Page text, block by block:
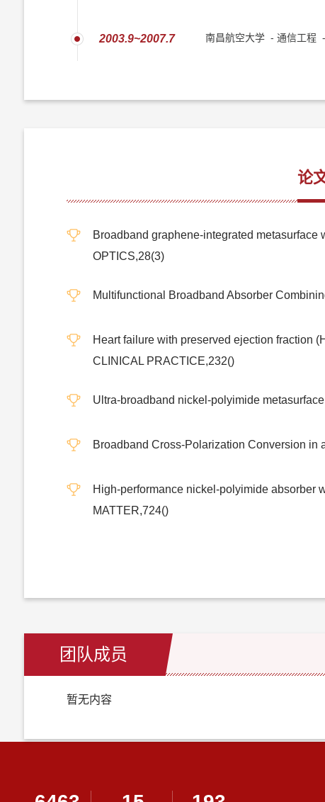
2003.9~2007.7 南昌航空大学 - 通信工程
论
Broadband graphene-integrated
OPTICS,28(3)
Multifunctional Broadband Absorber
Heart failure with preserved ejection fraction
CLINICAL PRACTICE,232()
Ultra-broadband nickel-polyimide
Broadband Cross-Polarization Conversion in
High-performance nickel-polyimide absorber
MATTER,724()
团队成员
暂无内容